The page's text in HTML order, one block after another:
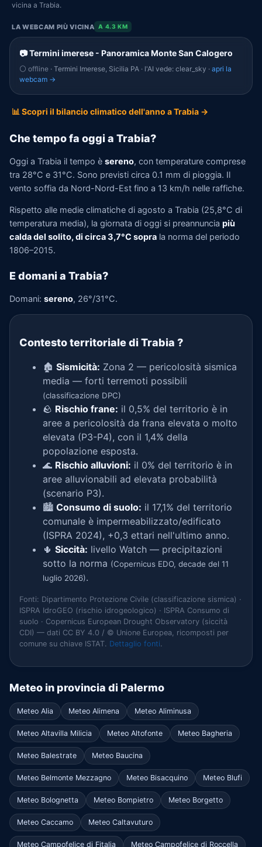
vicina a Trabia.
LA WEBCAM PIÙ VICINA A 4.3 KM
📷 Termini imerese - Panoramica Monte San Calogero
⚪ offline · Termini Imerese, Sicilia PA · l'AI vede: clear_sky · apri la
webcam →
📊 Scopri il bilancio climatico dell'anno a Trabia →
Che tempo fa oggi a Trabia?
Oggi a Trabia il tempo è sereno, con temperature comprese
tra 28°C e 31°C. Sono previsti circa 0.1 mm di pioggia. Il
vento soffia da Nord-Nord-Est fino a 13 km/h nelle raffiche.
Rispetto alle medie climatiche di agosto a Trabia (25,8°C di
temperatura media), la giornata di oggi si preannuncia più
calda del solito, di circa 3,7°C sopra la norma del periodo
1806–2015.
E domani a Trabia?
Domani: sereno, 26°/31°C.
Contesto territoriale di Trabia ?
🏚️ Sismicità: Zona 2 — pericolosità sismica
media — forti terremoti possibili
(classificazione DPC)
🪨 Rischio frane: il 0,5% del territorio è in
aree a pericolosità da frana elevata o molto
elevata (P3-P4), con il 1,4% della
popolazione esposta.
🌊 Rischio alluvioni: il 0% del territorio è in
aree alluvionabili ad elevata probabilità
(scenario P3).
🏙️ Consumo di suolo: il 17,1% del territorio
comunale è impermeabilizzato/edificato
(ISPRA 2024), +0,3 ettari nell'ultimo anno.
🌵 Siccità: livello Watch — precipitazioni
sotto la norma (Copernicus EDO, decade del 11
luglio 2026).
Fonti: Dipartimento Protezione Civile (classificazione sismica) ·
ISPRA IdroGEO (rischio idrogeologico) · ISPRA Consumo di
suolo · Copernicus European Drought Observatory (siccità
CDI) — dati CC BY 4.0 / © Unione Europea, ricomposti per
comune su chiave ISTAT. Dettaglio fonti.
Meteo in provincia di Palermo
Meteo Alia Meteo Alimena Meteo Aliminusa
Meteo Altavilla Milicia Meteo Altofonte Meteo Bagheria
Meteo Balestrate Meteo Baucina
Meteo Belmonte Mezzagno Meteo Bisacquino Meteo Blufi
Meteo Bolognetta Meteo Bompietro Meteo Borgetto
Meteo Caccamo Meteo Caltavuturo
Meteo Campofelice di Fitalia Meteo Campofelice di Roccella